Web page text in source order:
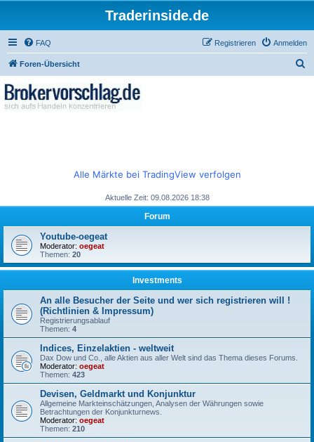
Traderinside.de
FAQ Anmelden
Registrieren
Foren-Übersicht
Alle Märkte bei TradingView verfolgen
Aktuelle Zeit: 09.08.2026 18:38
Forum
Youtube-oegeat
Moderator: oegeat
Themen: 20
Investments
An alle Besucher der Seite und wer sich registrieren will !
(Richtlinien & Impressum)
Registrierungsablauf
Themen: 4
Indices, Einzelaktien - weltweit
Dax Dow und Co., alle Aktien aus aller Welt sind das Thema dieses Forums.
Moderator: oegeat
Themen: 423
Devisen, Geldmarkt und Konjunktur
Allgemeine Markteinschätzungen, Analysen der Währungen sowie
Betrachtungen der Konjunkturnews.
Moderator: oegeat
Themen: 210